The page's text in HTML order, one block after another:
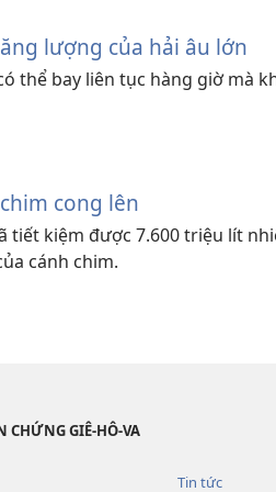
lượng của hải âu lớn
thể bay liên tục hàng giờ mà
cong lên
tiết kiệm được 7.600 triệu lít
cánh chim.
CHỨNG GIÊ-HÔ-VA
Tin tức